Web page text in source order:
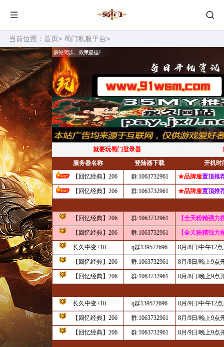
当前位置： 首页> 蜀门私服平台>